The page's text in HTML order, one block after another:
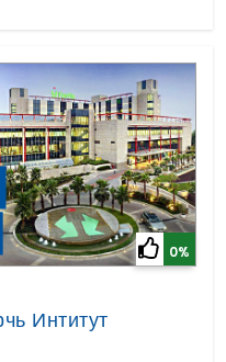
0%
Интитут